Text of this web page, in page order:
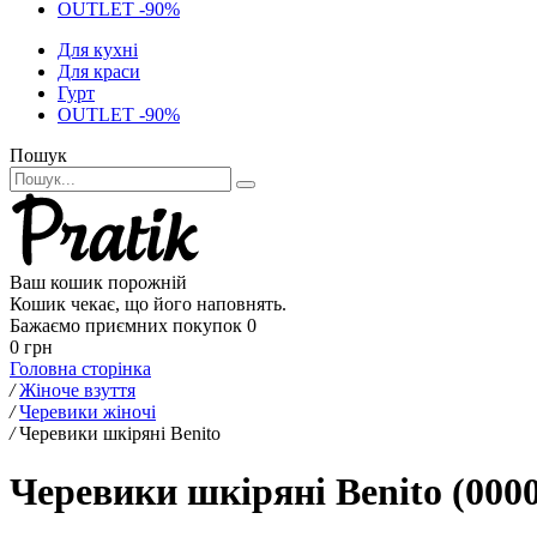
OUTLET -90%
Для кухні
Для краси
Гурт
OUTLET -90%
Пошук
Ваш кошик порожній
Кошик чекає, що його наповнять.
Бажаємо приємних покупок 0
0 грн
Головна сторінка
/ Жіноче взуття
/ Черевики жіночі
/ Черевики шкіряні Benito
Черевики шкіряні Benito